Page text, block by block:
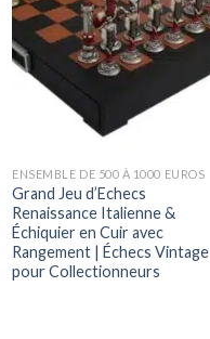
ENSEMBLE DE 500 À 1000 EUROS
Grand Jeu d’Echecs
Renaissance Italienne &
Échiquier en Cuir avec
Rangement | Échecs Vintage
pour Collectionneurs